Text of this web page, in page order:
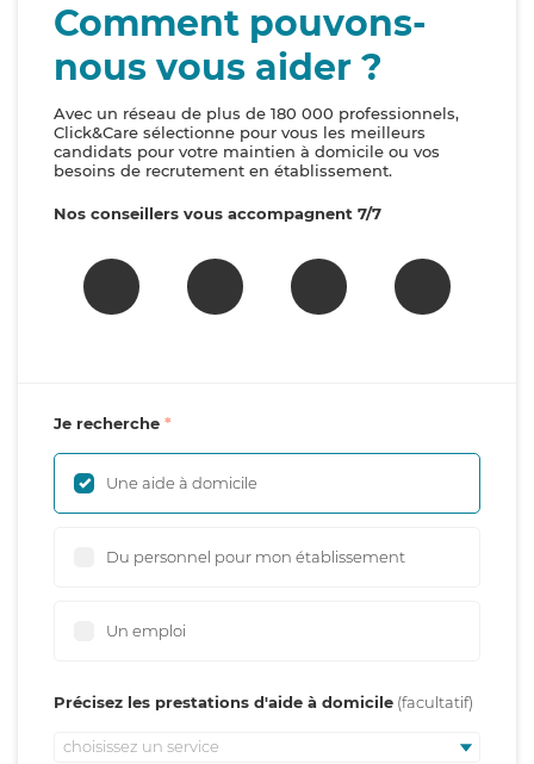
Comment pouvons-
nous vous aider ?
Avec un réseau de plus de 180 000 professionnels,
Click&Care sélectionne pour vous les meilleurs
candidats pour votre maintien à domicile ou vos
besoins de recrutement en établissement.
Nos conseillers vous accompagnent 7/7
Je recherche
Une aide à domicile
Du personnel pour mon établissement
Un emploi
Précisez les prestations d'aide à domicile
choisissez un service